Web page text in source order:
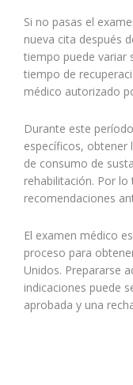
Si no pasas el
nueva cita después
tiempo puede variar
tiempo de
médico autorizado
Durante este
específicos, obtener
de consumo de
rehabilitación. Por
recomendaciones
El examen médico
proceso para
Unidos. Prepararse
indicaciones puede
aprobada y una